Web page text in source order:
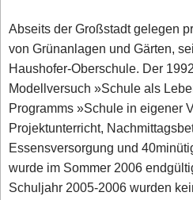
Abseits der Großstadt gelegen
von Grünanlagen und Gärten,
Haushofer-Oberschule. Der
Modellversuch »Schule als
Programms »Schule in eigener
Projektunterricht,
Essensversorgung und
wurde im Sommer 2006
Schuljahr 2005-2006 wurden